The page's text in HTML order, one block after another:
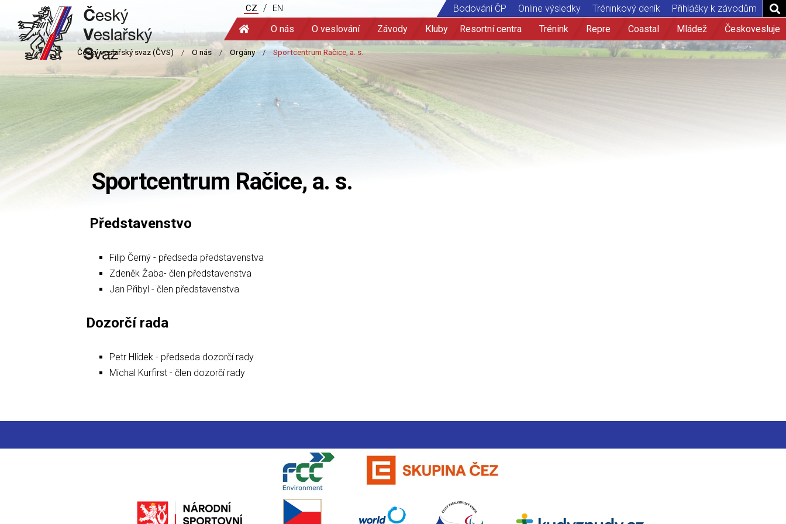
CZ / EN Bodování ČP Online výsledky Tréninkový deník
Přihlášky k závodům
O nás
O veslování Závody Kluby Resortní centra Trénink Repre Coastal Mládež Českovesluje
Sportcentrum Račice, a. s.
Představenstvo
Filip Černý - předseda představenstva
Zdeněk Žaba- člen představenstva
Jan Přibyl - člen představenstva
Dozorčí rada
Petr Hlídek - předseda dozorčí rady
Michal Kurfirst - člen dozorčí rady